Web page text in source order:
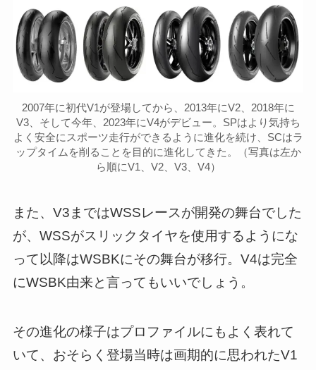
2007年に初代V1が登場してから、2013年にV2、2018年に
V3、そして今年、2023年にV4がデビュー。SPはより気持ち
よく安全にスポーツ走行ができるように進化を続け、SCはラ
ップタイムを削ることを目的に進化してきた。（写真は左か
ら順にV1、V2、V3、V4）
また、V3まではWSSレースが開発の舞台でした
が、WSSがスリックタイヤを使用するようにな
って以降はWSBKにその舞台が移行。V4は完全
にWSBK由来と言ってもいいでしょう。
その進化の様子はプロファイルにもよく表れて
いて、おそらく登場当時は画期的に思われたV1